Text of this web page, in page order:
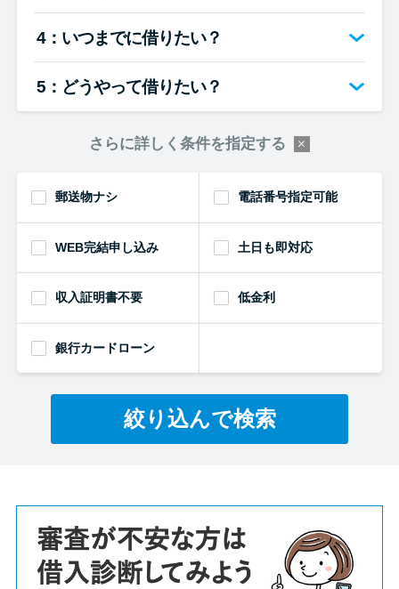
4：いつまでに借りたい？
5：どうやって借りたい？
さらに詳しく条件を指定する
郵送物ナシ 電話番号指定可能
WEB完結申し込み 土日も即対応
収入証明書不要 低金利
銀行カードローン
絞り込んで検索